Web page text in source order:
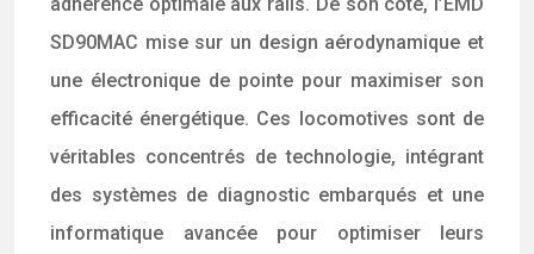
SD90MAC mise sur un design aérodynamique et
une électronique de pointe pour maximiser son
efficacité énergétique. Ces locomotives sont de
véritables concentrés de technologie, intégrant
des systèmes de diagnostic embarqués et une
informatique avancée pour optimiser leurs